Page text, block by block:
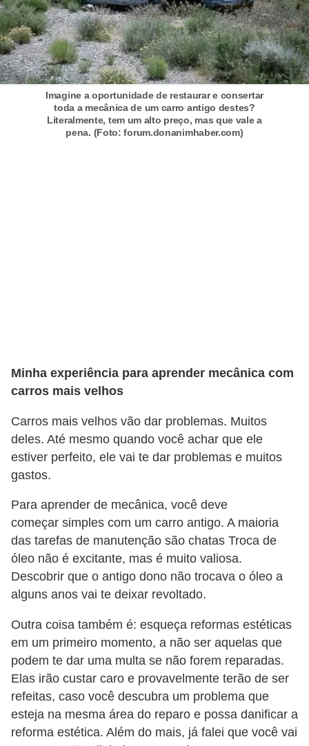
Imagine a oportunidade de restaurar e consertar
toda a mecânica de um carro antigo destes?
Literalmente, tem um alto preço, mas que vale a
pena. (Foto: forum.donanimhaber.com)
Minha experiência para aprender mecânica com
carros mais velhos
Carros mais velhos vão dar problemas. Muitos
deles. Até mesmo quando você achar que ele
estiver perfeito, ele vai te dar problemas e muitos
gastos.
Para aprender de mecânica, você deve
começar simples com um carro antigo. A maioria
das tarefas de manutenção são chatas Troca de
óleo não é excitante, mas é muito valiosa.
Descobrir que o antigo dono não trocava o óleo a
alguns anos vai te deixar revoltado.
Outra coisa também é: esqueça reformas estéticas
em um primeiro momento, a não ser aquelas que
podem te dar uma multa se não forem reparadas.
Elas irão custar caro e provavelmente terão de ser
refeitas, caso você descubra um problema que
esteja na mesma área do reparo e possa danificar a
reforma estética. Além do mais, já falei que você vai
t
o
M
o
e
c
a
l
l
e
m
a
n
u
t
n
ç
ã
o
S
e